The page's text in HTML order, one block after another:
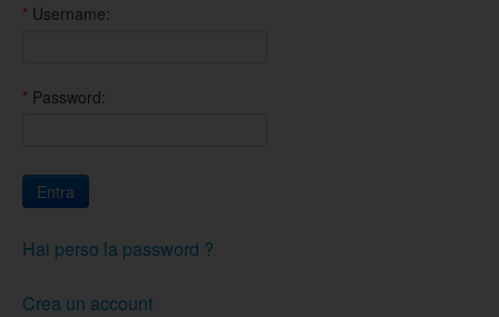
* Username:
* Password:
Hai perso la password ?
Crea un account